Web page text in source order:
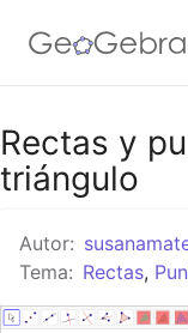
Google
Rectas y
triángulo
Autor:
Tema: Rectas,